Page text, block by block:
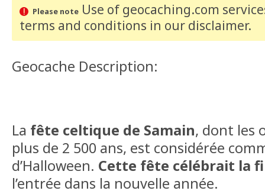
Please noteUse of geocaching.com
terms and conditions in our disclaimer.
Geocache Description:
La fête celtique de Samain, dont les
plus de 2 500 ans, est considérée
d’Halloween. Cette fête célébrait la
l’entrée dans la nouvelle année.